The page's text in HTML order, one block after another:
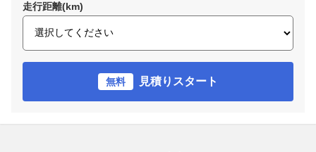
走行距離(km)
無料 見積りスタート